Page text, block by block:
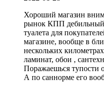
Хороший магазин
рынок КПП
туалета для
магазине, вообще в
нескольких
ламинат, обои ,
Поражаешься тупости
А по саннорме его